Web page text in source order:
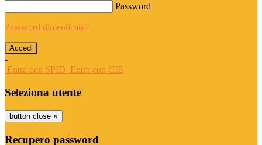
Password
Password dimenticata?
-
Entra con SPID Entra con CIE
Seleziona utente
button close ×
Recupero password